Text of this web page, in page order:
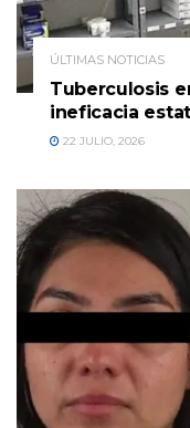
ÚLTIMAS NOTICIAS
Tuberculosis
ineficacia
22 JULIO, 2026